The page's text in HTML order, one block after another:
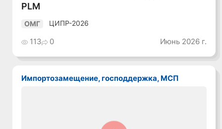
PLM
ОМГ ЦИПР-2026
113 0 Июнь 2026 г.
Импортозамещение, господдержка, МСП